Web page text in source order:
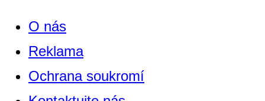
O nás
Reklama
Ochrana soukromí